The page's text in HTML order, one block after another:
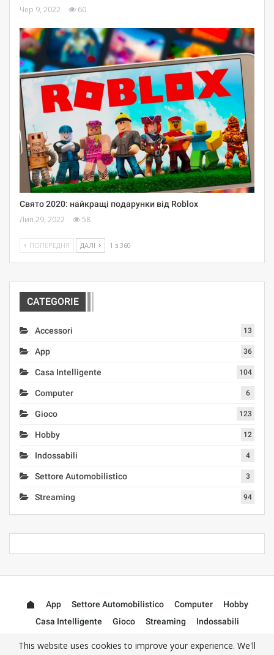
Чер 9, 2022 60
Свято 2020: найкращі подарунки від Roblox
Лип 29, 2022 58
ПОПЕРЕДНЯ ДАЛІ 1 з 360
CATEGORIE
Accessori 13
App 36
Casa Intelligente 104
Computer 6
Gioco 123
Hobby 12
Indossabili 4
Settore Automobilistico 3
Streaming 94
App Settore Automobilistico Computer
Hobby
Casa Intelligente
Gioco Streaming
Indossabili
This website uses cookies to improve your experience. We'll